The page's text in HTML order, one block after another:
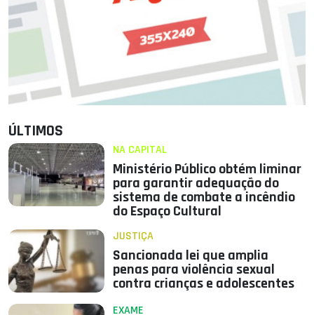
ÚLTIMOS
NA CAPITAL
Ministério Público obtém liminar
para garantir adequação do
sistema de combate a incêndio
do Espaço Cultural
JUSTIÇA
Sancionada lei que amplia
penas para violência sexual
contra crianças e adolescentes
EXAME